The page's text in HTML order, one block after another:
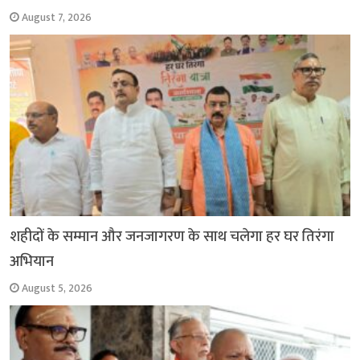
August 7, 2026
शहीदों के सम्मान और जनजागरण के साथ चलेगा हर घर तिरंगा
अभियान
August 5, 2026